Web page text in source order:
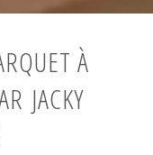
À
JACKY